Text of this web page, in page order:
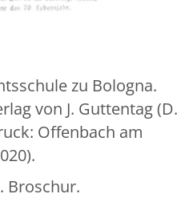
zu Bologna.
von J. Guttentag (D.
Offenbach am
Broschur.